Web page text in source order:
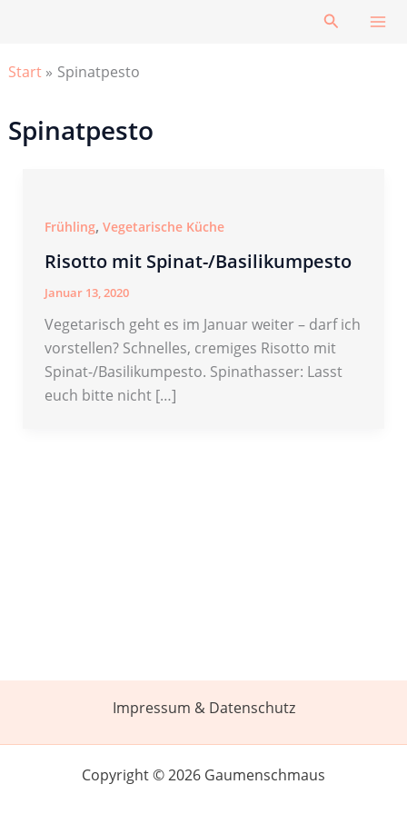
Suchen
Start Spinatpesto
Spinatpesto
Frühling, Vegetarische Küche
Risotto mit Spinat-/Basilikumpesto
Januar 13, 2020
Vegetarisch geht es im Januar weiter – darf ich
vorstellen? Schnelles, cremiges Risotto mit
Spinat-/Basilikumpesto. Spinathasser: Lasst
euch bitte nicht […]
Impressum & Datenschutz
Copyright © 2026 Gaumenschmaus